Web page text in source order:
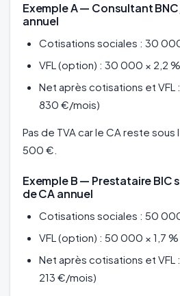
Exemple A — Consultant
annuel
Cotisations sociales : 30
VFL (option) : 30 000 × 2,2
Net après cotisations et VFL :
830 €/mois)
Pas de TVA car le CA reste
500 €.
Exemple B — Prestataire
de CA annuel
Cotisations sociales : 50
VFL (option) : 50 000 × 1,7 %
Net après cotisations et VFL :
213 €/mois)